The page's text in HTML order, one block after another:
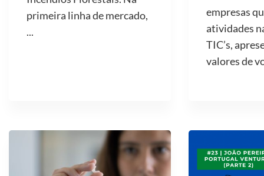
primeira linha de mercado,
...
empresas
atividades
TIC’s,
valores de